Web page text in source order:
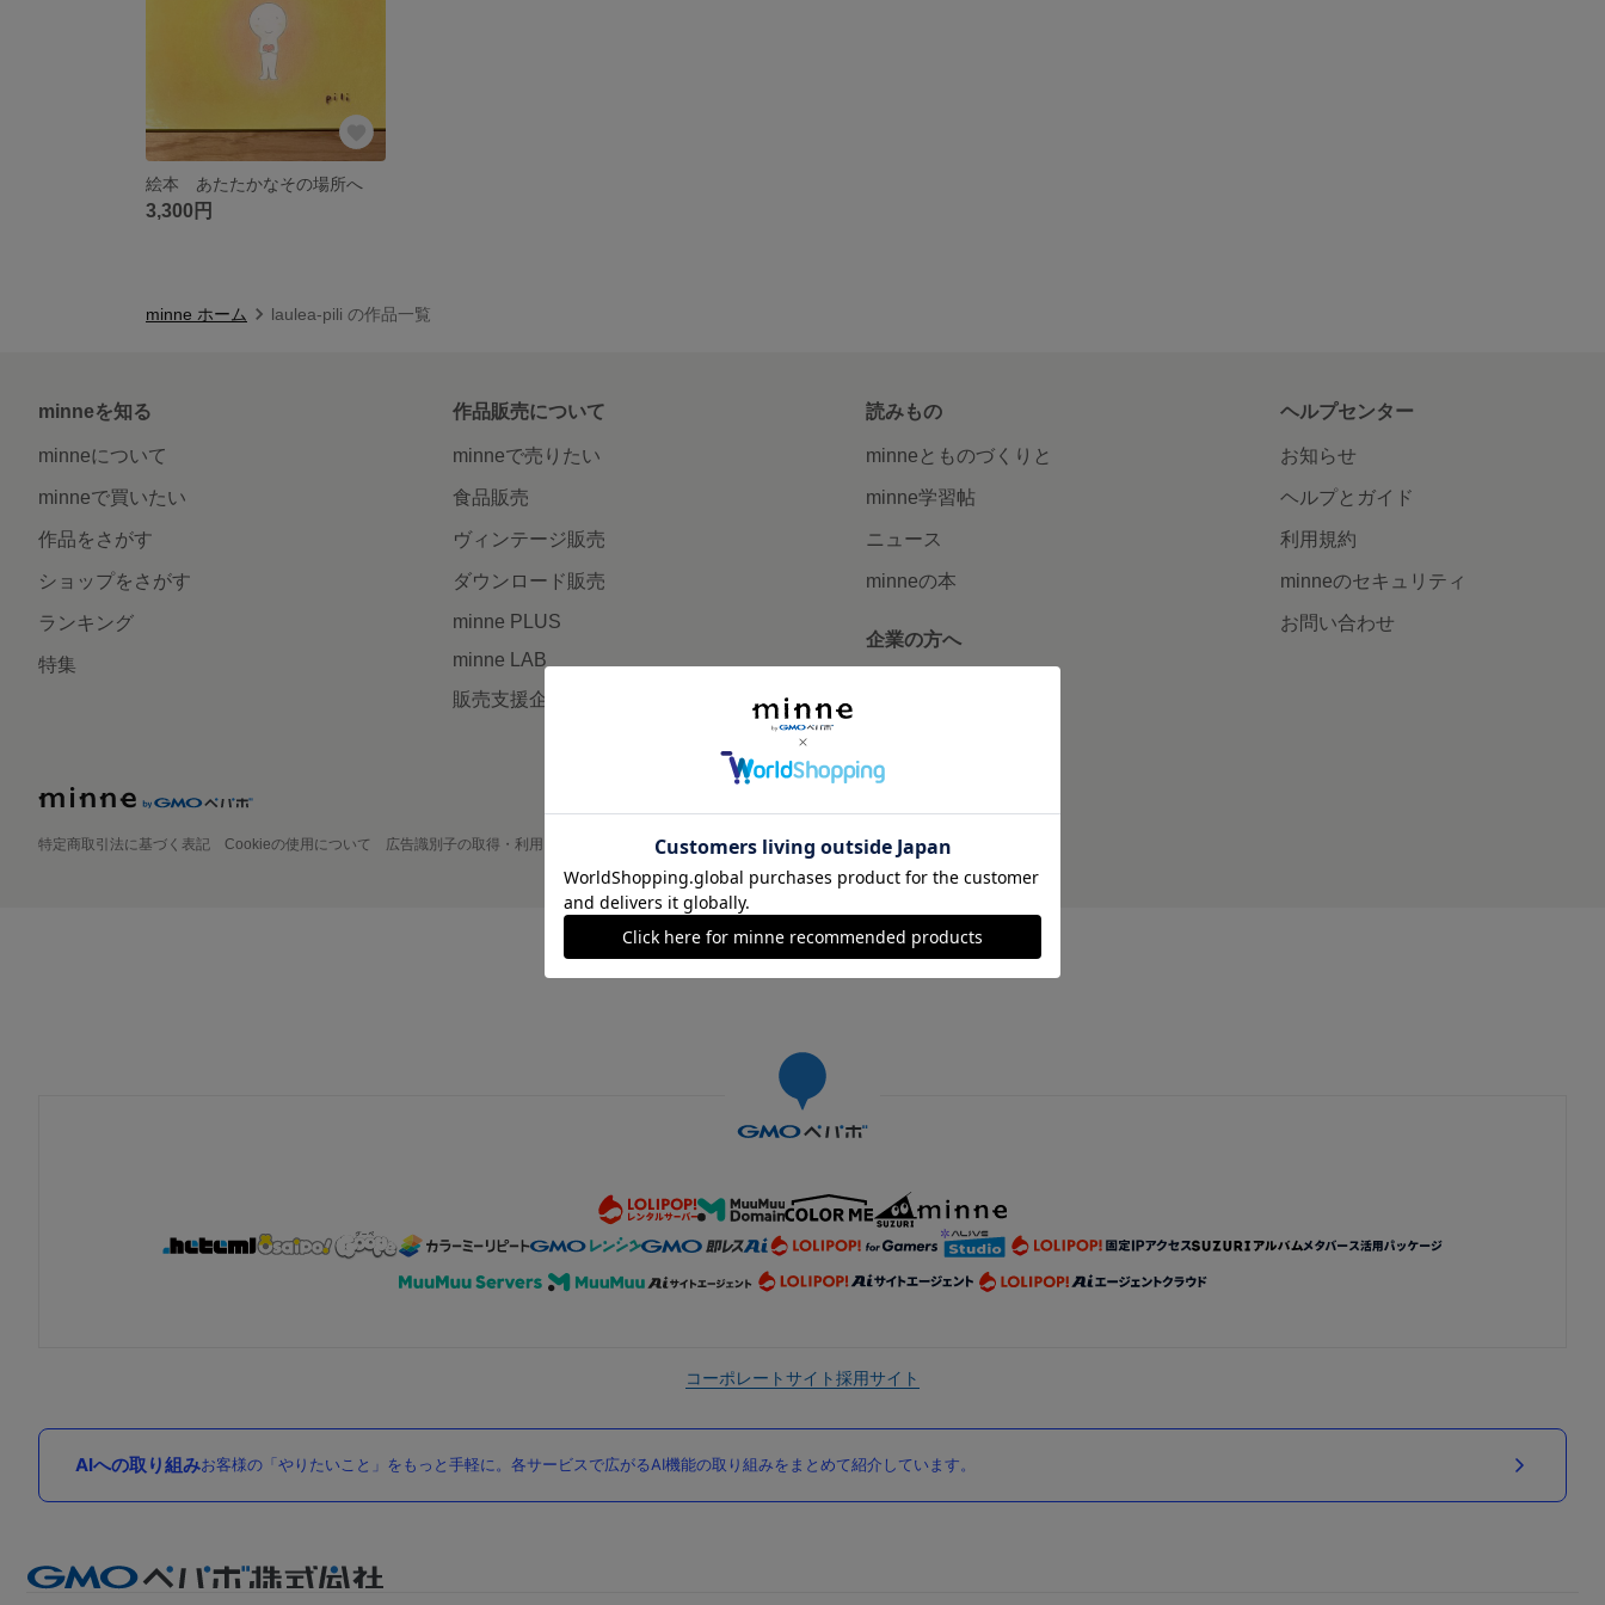
絵本 あたたかなその場所へ
3,300円
minne ホーム laulea-pili の作品一覧
minneを知る
minneについて
minneで買いたい
作品をさがす
ショップをさがす
ランキング
特集
作品販売について
minneで売りたい
食品販売
ヴィンテージ販売
ダウンロード販売
minne PLUS
minne LAB
販売支援企画・イベント
読みもの
minneとものづくりと
minne学習帖
ニュース
minneの本
企業の方へ
ヘルプセンター
お知らせ
ヘルプとガイド
利用規約
minneのセキュリティ
お問い合わせ
特定商取引法に基づく表記 Cookieの使用について 広告識別子の取得・利用 プライバシーポリシー 会社概要 採用情報 メディアキット
©GMO Pepabo, Inc. All rights reserved.
コーポレートサイト採用サイト
AIへの取り組みお客様の「やりたいこと」をもっと手軽に。各サービスで広がるAI機能の取り組みをまとめて紹介しています。